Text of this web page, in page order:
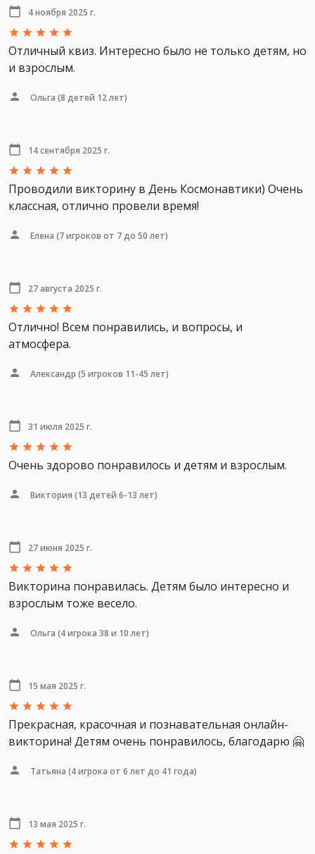
4 ноября 2025 г.
Отличный квиз. Интересно было не только детям, но
и взрослым.
Ольга (8 детей 12 лет)
14 сентября 2025 г.
Проводили викторину в День Космонавтики) Очень
классная, отлично провели время!
Елена (7 игроков от 7 до 50 лет)
27 августа 2025 г.
Отлично! Всем понравились, и вопросы, и
атмосфера.
Александр (5 игроков 11-45 лет)
31 июля 2025 г.
Очень здорово понравилось и детям и взрослым.
Виктория (13 детей 6-13 лет)
27 июня 2025 г.
Викторина понравилась. Детям было интересно и
взрослым тоже весело.
Ольга (4 игрока 38 и 10 лет)
15 мая 2025 г.
Прекрасная, красочная и познавательная онлайн-
викторина! Детям очень понравилось, благодарю 🤗
Татьяна (4 игрока от 6 лет до 41 года)
13 мая 2025 г.